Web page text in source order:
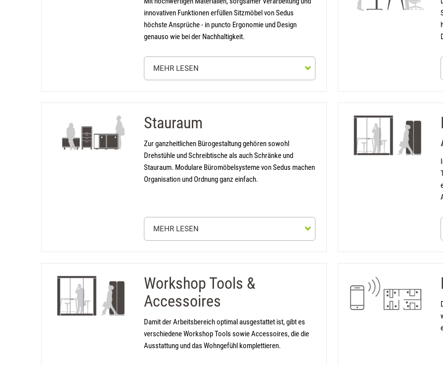
innovativen Funktionen erfüllen Sitzmöbel von Sedus
höchste Ansprüche - in puncto Ergonomie und Design
genauso wie bei der Nachhaltigkeit.
MEHR LESEN
Detailinformationen
(öffnet in neuem Tab)
Stauraum
Zur ganzheitlichen Bürogestaltung gehören sowohl
Drehstühle und Schreibtische als auch Schränke und
Stauraum. Modulare Büromöbelsysteme von Sedus machen
Organisation und Ordnung ganz einfach.
MEHR LESEN
Detailinformationen
(öffnet in neuem Tab)
Workshop Tools &
Accessoires
Damit der Arbeitsbereich optimal ausgestattet ist, gibt es
verschiedene Workshop Tools sowie Accessoires, die die
Ausstattung und das Wohngefühl komplettieren.